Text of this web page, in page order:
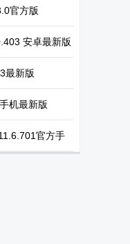
官方版
安卓最新版
最新版
机最新版
官方手